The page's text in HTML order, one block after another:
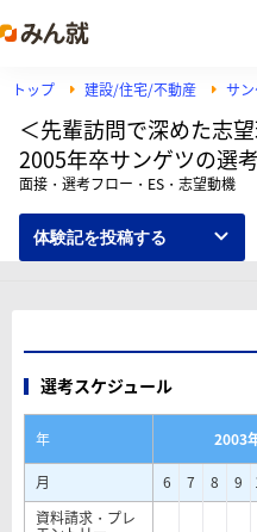
トップ 建設/住宅/不動産 サ
＜先輩訪問で深めた志
2005年卒サンゲツの選
面接・選考フロー・ES・志望動機
体験記を投稿する
選考スケジュール
年 2003
月
6 7 8 9
資料請求・プレ